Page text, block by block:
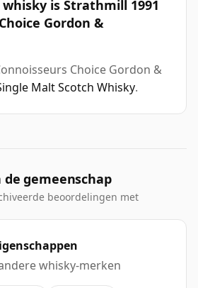
is Strathmill 1991
Gordon &
Choice Gordon &
Malt Scotch Whisky.
gemeenschap
beoordelingen met
whisky-merken